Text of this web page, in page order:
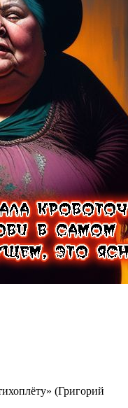
(Григорий